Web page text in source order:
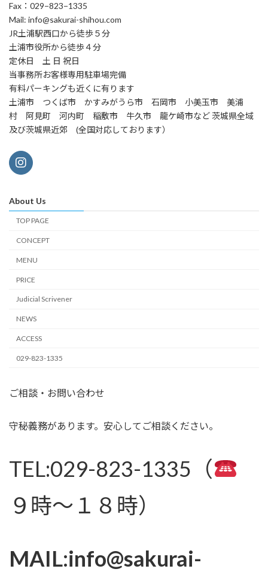
Fax：029−823−1335
Mail: info@sakurai-shihou.com
JR土浦駅西口から徒歩５分
土浦市役所から徒歩４分
定休日 土 日 祝日
当事務所お客様専用駐車場完備
有料パーキングも近くに有ります
土浦市 つくば市 かすみがうら市 石岡市 小美玉市 美浦
村 阿見町 河内町 稲敷市 牛久市 龍ケ崎市など 茨城県全域
及び茨城県近郊 (全国対応しております）
About Us
TOP PAGE
CONCEPT
MENU
PRICE
Judicial Scrivener
NEWS
ACCESS
029-823-1335
ご相談・お問い合わせ
守秘義務があります。安心してご相談ください。
TEL:029-823-1335（
９時～１８時）
MAIL:info@sakurai-